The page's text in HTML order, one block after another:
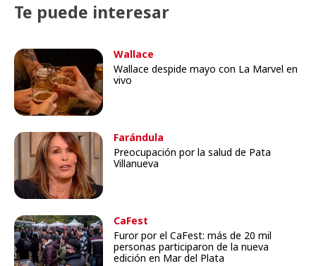
Te puede interesar
Wallace
Wallace despide mayo con La Marvel en
vivo
Farándula
Preocupación por la salud de Pata
Villanueva
CaFest
Furor por el CaFest: más de 20 mil
personas participaron de la nueva
edición en Mar del Plata